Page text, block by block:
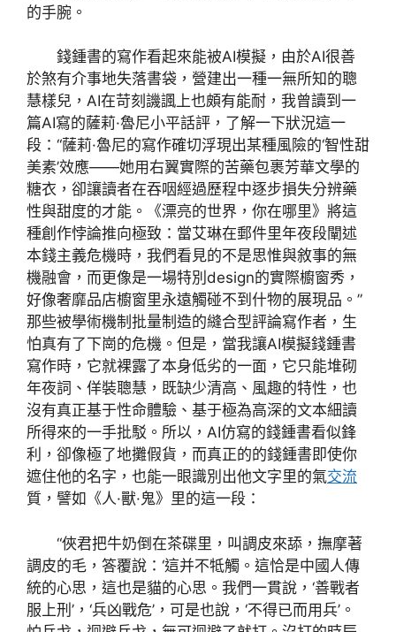
的手腕。
錢鍾書的寫作看起來能被AI模擬，由於AI很善
於煞有介事地失落書袋，營建出一種一無所知的聰
慧樣兒，AI在苛刻譏諷上也頗有能耐，我曾讀到一
篇AI寫的薩莉·魯尼小平話評，了解一下狀況這一
段：“薩莉·魯尼的寫作確切浮現出某種風險的‘智性甜
美素’效應——她用右翼實際的苦藥包裹芳華文學的
糖衣，卻讓讀者在吞咽經過歷程中逐步損失分辨藥
性與甜度的才能。《漂亮的世界，你在哪里》將這
種創作悖論推向極致：當艾琳在郵件里年夜段闡述
本錢主義危機時，我們看見的不是思惟與敘事的無
機融會，而更像是一場特別design的實際櫥窗秀，
好像奢靡品店櫥窗里永遠觸碰不到什物的展現品。”
那些被學術機制批量制造的縫合型評論寫作者，生
怕真有了下崗的危機。但是，當我讓AI模擬錢鍾書
寫作時，它就裸露了本身低劣的一面，它只能堆砌
年夜詞、佯裝聰慧，既缺少清高、風趣的特性，也
沒有真正基于性命體驗、基于極為高深的文本細讀
所得來的一手批駁。所以，AI仿寫的錢鍾書看似鋒
利，卻像極了地攤假貨，而真正的的錢鍾書即使你
遮住他的名字，也能一眼識別出他文字里的氣交流
質，譬如《人·獸·鬼》里的這一段：
“俠君把牛奶倒在茶碟里，叫調皮來舔，撫摩著
調皮的毛，答覆說：‘這并不牴觸。這恰是中國人傳
統的心思，這也是貓的心思。我們一貫說，‘善戰者
服上刑’，‘兵凶戰危’，可是也說，‘不得已而用兵’。